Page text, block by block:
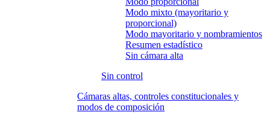
Modo mixto (mayoritario y
proporcional)
Modo mayoritario y nombramientos
Resumen estadístico
Sin cámara alta
Sin control
Cámaras altas, controles constitucionales y
modos de composición